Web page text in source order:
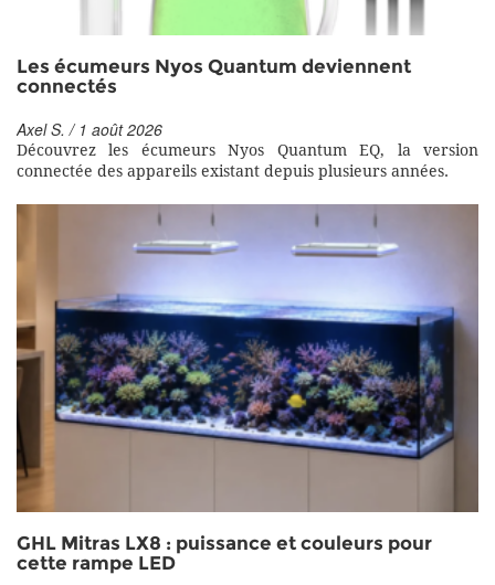
Les écumeurs Nyos Quantum deviennent
connectés
Axel S. / 1 août 2026
Découvrez les écumeurs Nyos Quantum EQ, la version
connectée des appareils existant depuis plusieurs années.
GHL Mitras LX8 : puissance et couleurs pour
cette rampe LED